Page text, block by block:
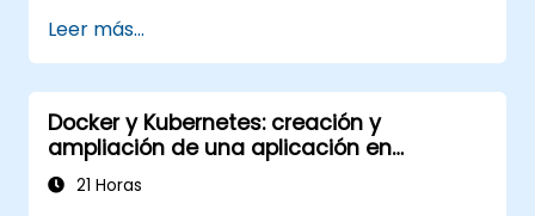
Leer más...
Docker y Kubernetes: creación y
ampliación de una aplicación en
contenedores
21 Horas